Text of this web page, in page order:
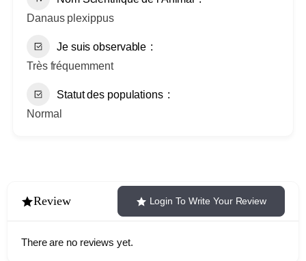
Danaus plexippus
Je suis observable
Très fréquemment
Statut des populations
Normal
Review Login To Write Your Review
There are no reviews yet.